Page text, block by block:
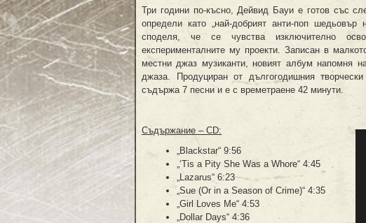
Три години по-късно, Дейвид Бауи е готов със
определи като „най-добрият анти-поп
споделя, че се чувства изключително
експерименталните му проекти. Записан в
местни джаз музиканти, новият албум напомня
джаза. Продуциран от дългогодишния
съдържа 7 песни и е с времетраене 42 минути.
Съдържание – CD:
„Blackstar“ 9:56
„‘Tis a Pity She Was a Whore“ 4:45
„Lazarus“ 6:23
„Sue (Or in a Season of Crime)“ 4:35
„Girl Loves Me“ 4:53
„Dollar Days“ 4:36